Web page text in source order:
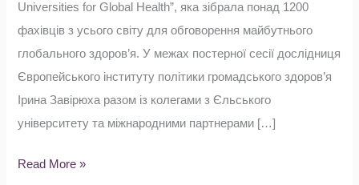
Universities for Global Health”, яка зібрала понад 1200
фахівців з усього світу для обговорення майбутнього
глобального здоров’я. У межах постерної сесії дослідниця
Європейського інституту політики громадського здоров’я
Ірина Завірюха разом із колегами з Єльського
університету та міжнародними партнерами […]
2026”
у
Вашингтоні.
Read More »